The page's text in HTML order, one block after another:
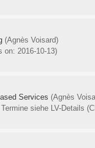
(Agnès Voisard)
on: 2016-10-13)
Services (Agnès
siehe LV-Details